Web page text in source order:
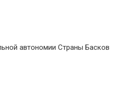
автономии Страны Басков